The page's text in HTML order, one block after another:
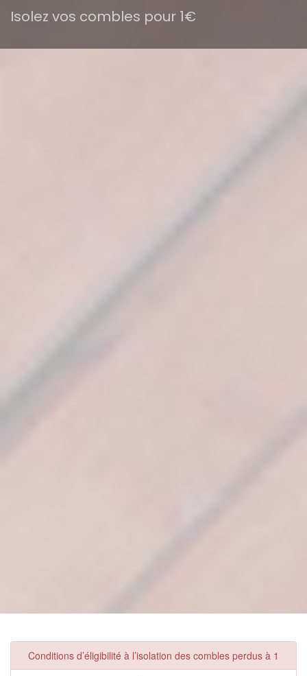
Isolez vos combles pour 1€
Conditions d’éligibilité à l’isolation des combles perdus à 1